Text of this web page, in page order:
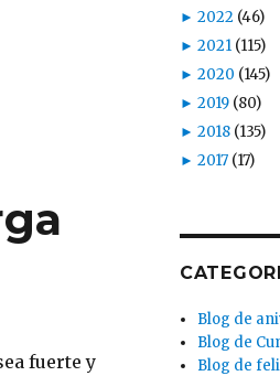
fuerte y
► 2022 (46)
► 2021 (115)
► 2020 (145)
► 2019 (80)
► 2018 (135)
► 2017 (17)
Blog de
Blog de
Blog de